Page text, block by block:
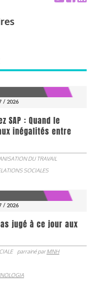
/ 2026
SAP : Quand le
inégalités entre
DU TRAVAIL
SOCIALES
/ 2026
jugé à ce jour aux
parrainé parMNH